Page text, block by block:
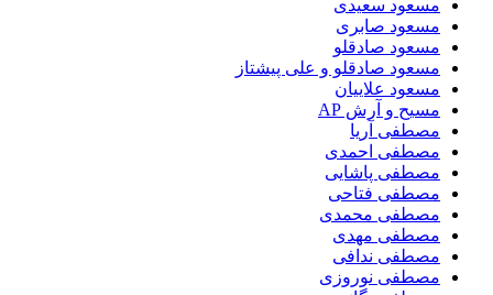
مسعود سعیدی
مسعود صابری
مسعود صادقلو
مسعود صادقلو و علی پیشتاز
مسعود علاییان
مسیح و آرش AP
مصطفی آریا
مصطفی احمدی
مصطفی پاشایی
مصطفی فتاحی
مصطفی محمدی
مصطفی مهدی
مصطفی ندافی
مصطفی نوروزی